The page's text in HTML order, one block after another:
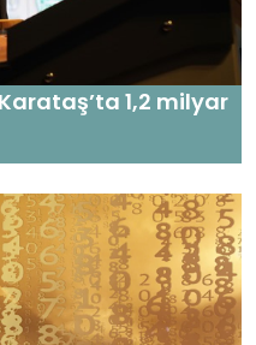
1,2 milyar